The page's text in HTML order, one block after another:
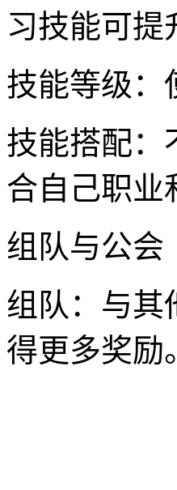
习技能可提
技能等级：
技能搭配：
合自己职业
组队与公会
组队：与其
得更多奖励